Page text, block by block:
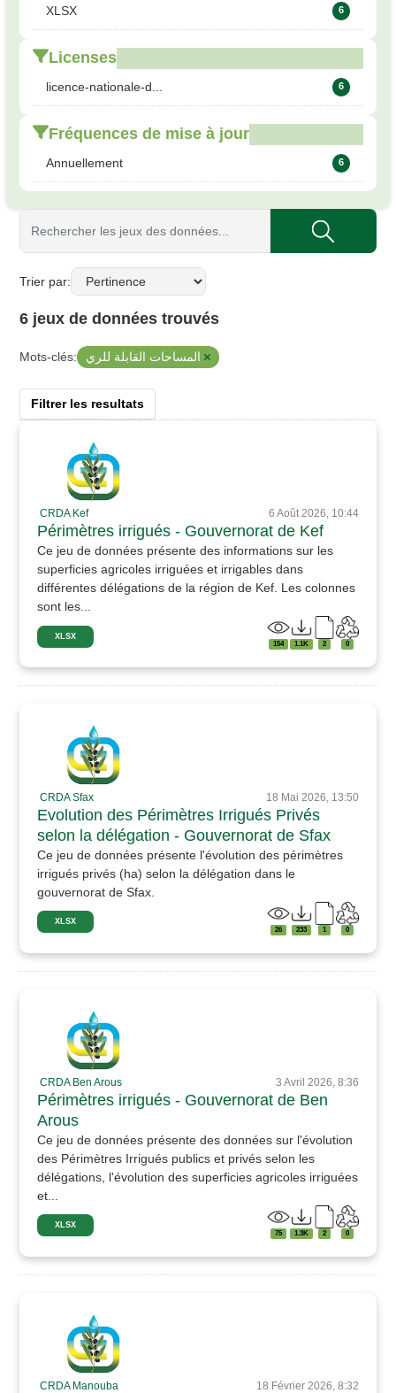
XLSX 6
Licenses
licence-nationale-d... 6
Fréquences de mise à jour
Annuellement 6
Trier par
6 jeux de données trouvés
Mots-clés: المساحات القابلة للري
Filtrer les resultats
CRDA Kef 6 Août 2026, 10:44
Périmètres irrigués - Gouvernorat de Kef
Ce jeu de données présente des informations sur les
superficies agricoles irriguées et irrigables dans
différentes délégations de la région de Kef. Les colonnes
sont les...
XLSX
154 1.1K 2 0
CRDA Sfax 18 Mai 2026, 13:50
Evolution des Périmètres Irrigués Privés
selon la délégation - Gouvernorat de Sfax
Ce jeu de données présente l'évolution des périmètres
irrigués privés (ha) selon la délégation dans le
gouvernorat de Sfax.
XLSX
26 233 1 0
CRDA Ben Arous 3 Avril 2026, 8:36
Périmètres irrigués - Gouvernorat de Ben
Arous
Ce jeu de données présente des données sur l'évolution
des Périmètres Irrigués publics et privés selon les
délégations, l'évolution des superficies agricoles irriguées
et...
XLSX
75 1.3K 2 0
CRDA Manouba 18 Février 2026, 8:32